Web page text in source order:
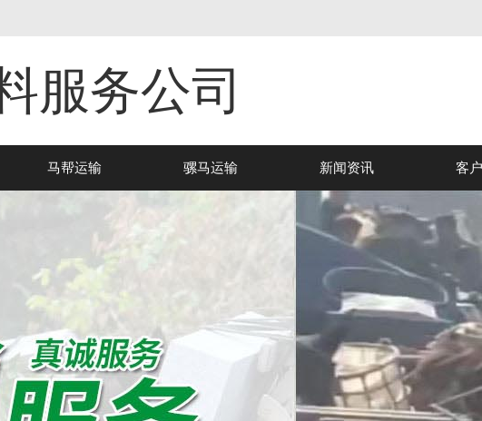
服务公司
马帮运输 骡马运输 新闻资讯 客